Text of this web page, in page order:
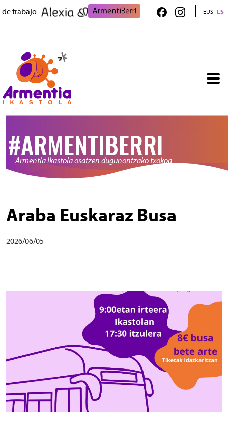
Pasar al contenido principal
de trabajo EUS ES
#ARMENTIBERRI
Armentia Ikastola osatzen dugunontzako txokoa
Araba Euskaraz Busa
2026/06/05